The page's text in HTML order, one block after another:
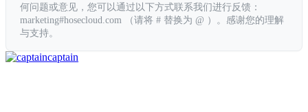
何问题或意见，您可以通过以下方式联系我们进行反馈：
marketing#hosecloud.com （请将 # 替换为 @ ）。感谢您的理解
与支持。
captain